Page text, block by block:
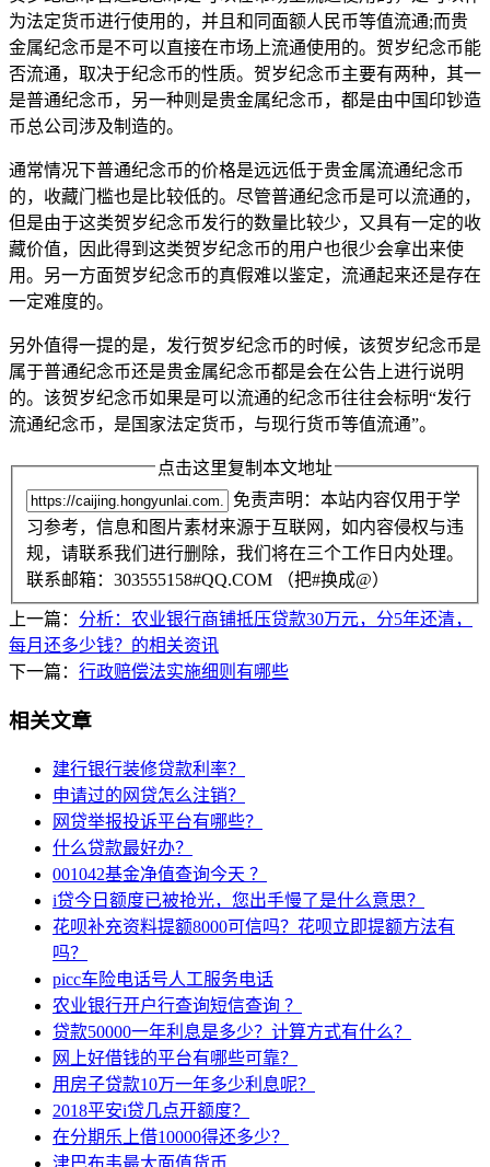
为法定货币进行使用的，并且和同面额人民币等值流通;而贵
金属纪念币是不可以直接在市场上流通使用的。贺岁纪念币能
否流通，取决于纪念币的性质。贺岁纪念币主要有两种，其一
是普通纪念币，另一种则是贵金属纪念币，都是由中国印钞造
币总公司涉及制造的。
通常情况下普通纪念币的价格是远远低于贵金属流通纪念币
的，收藏门槛也是比较低的。尽管普通纪念币是可以流通的，
但是由于这类贺岁纪念币发行的数量比较少，又具有一定的收
藏价值，因此得到这类贺岁纪念币的用户也很少会拿出来使
用。另一方面贺岁纪念币的真假难以鉴定，流通起来还是存在
一定难度的。
另外值得一提的是，发行贺岁纪念币的时候，该贺岁纪念币是
属于普通纪念币还是贵金属纪念币都是会在公告上进行说明
的。该贺岁纪念币如果是可以流通的纪念币往往会标明“发行
流通纪念币，是国家法定货币，与现行货币等值流通”。
点击这里复制本文地址
免责声明：本站内容仅用于学
习参考，信息和图片素材来源于互联网，如内容侵权与违
规，请联系我们进行删除，我们将在三个工作日内处理。
联系邮箱：303555158#QQ.COM （把#换成@）
上一篇： 分析：农业银行商铺抵压贷款30万元，分5年还清，
每月还多少钱？的相关资讯
下一篇： 行政赔偿法实施细则有哪些
相关文章
建行银行装修贷款利率？
申请过的网贷怎么注销？
网贷举报投诉平台有哪些？
什么贷款最好办？
001042基金净值查询今天 ？
i贷今日额度已被抢光，您出手慢了是什么意思？
花呗补充资料提额8000可信吗？花呗立即提额方法有
吗？
picc车险电话号人工服务电话
农业银行开户行查询短信查询 ？
贷款50000一年利息是多少？计算方式有什么？
网上好借钱的平台有哪些可靠？
用房子贷款10万一年多少利息呢？
2018平安i贷几点开额度？
在分期乐上借10000得还多少？
津巴布韦最大面值货币